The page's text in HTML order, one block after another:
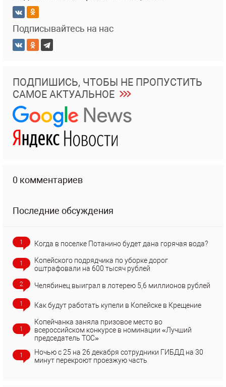
Подписывайтесь на нас
ПОДПИШИСЬ, ЧТОБЫ НЕ ПРОПУСТИТЬ
САМОЕ АКТУАЛЬНОЕ
0 комментариев
Последние обсуждения
1 Когда в поселке Потанино будет дана горячая вода?
1
Копейского подрядчика по уборке дорог
оштрафовали на 600 тысяч рублей
2 Челябинец выиграл в лотерею 5,6 миллионов рублей
1 Как будут работать купели в Копейске в Крещение
1
Копейчанка заняла призовое место во
всероссийском конкурсе в номинации «Лучший
председатель ТОС»
1
Ночью с 25 на 26 декабря сотрудники ГИБДД на 30
минут перекроют проезжую часть